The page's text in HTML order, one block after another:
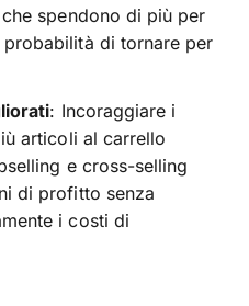
spendono di più per
di tornare per
: Incoraggiare i
articoli al carrello
e cross-selling
di profitto senza
i costi di